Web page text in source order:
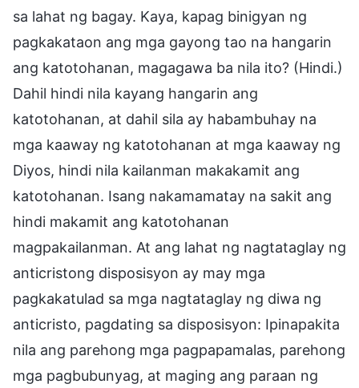
sa lahat ng bagay. Kaya, kapag binigyan ng
pagkakataon ang mga gayong tao na hangarin
ang katotohanan, magagawa ba nila ito? (Hindi.)
Dahil hindi nila kayang hangarin ang
katotohanan, at dahil sila ay habambuhay na
mga kaaway ng katotohanan at mga kaaway ng
Diyos, hindi nila kailanman makakamit ang
katotohanan. Isang nakamamatay na sakit ang
hindi makamit ang katotohanan
magpakailanman. At ang lahat ng nagtataglay ng
anticristong disposisyon ay may mga
pagkakatulad sa mga nagtataglay ng diwa ng
anticristo, pagdating sa disposisyon: Ipinapakita
nila ang parehong mga pagpapamalas, parehong
mga pagbubunyag, at maging ang paraan ng